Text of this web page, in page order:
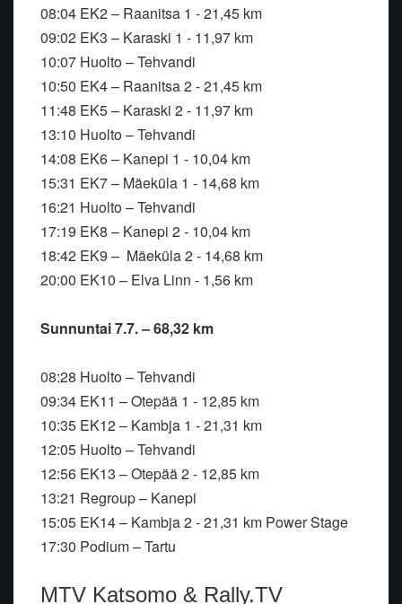
08:04 EK2 – Raanitsa 1 - 21,45 km
09:02 EK3 – Karaski 1 - 11,97 km
10:07 Huolto – Tehvandi
10:50 EK4 – Raanitsa 2 - 21,45 km
11:48 EK5 – Karaski 2 - 11,97 km
13:10 Huolto – Tehvandi
14:08 EK6 – Kanepi 1 - 10,04 km
15:31 EK7 – Mäeküla 1 - 14,68 km
16:21 Huolto – Tehvandi
17:19 EK8 – Kanepi 2 - 10,04 km
18:42 EK9 – Mäeküla 2 - 14,68 km
20:00 EK10 – Elva Linn - 1,56 km
Sunnuntai 7.7. – 68,32 km
08:28 Huolto – Tehvandi
09:34 EK11 – Otepää 1 - 12,85 km
10:35 EK12 – Kambja 1 - 21,31 km
12:05 Huolto – Tehvandi
12:56 EK13 – Otepää 2 - 12,85 km
13:21 Regroup – Kanepi
15:05 EK14 – Kambja 2 - 21,31 km Power Stage
17:30 Podium – Tartu
MTV Katsomo & Rally.TV